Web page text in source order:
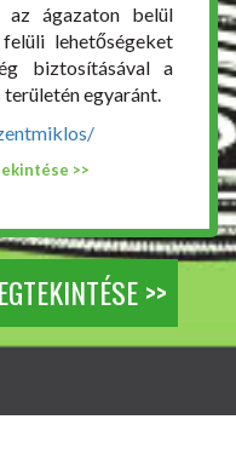
az ágazaton belül
lehetőségeket
biztosításával a
egyaránt.
>>
>>